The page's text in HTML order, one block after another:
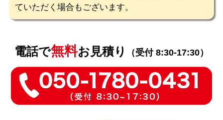
ていただく場合もございます。
電話で無料お見積り （受付 8:30-17:30）